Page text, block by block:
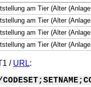
am Tier (Alter
am Tier (Alter
am Tier (Alter
am Tier (Alter
/ URL: